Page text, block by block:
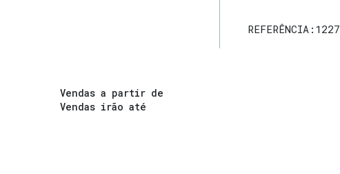
REFERÊNCIA: 1227
Vendas a partir de
Vendas irão até